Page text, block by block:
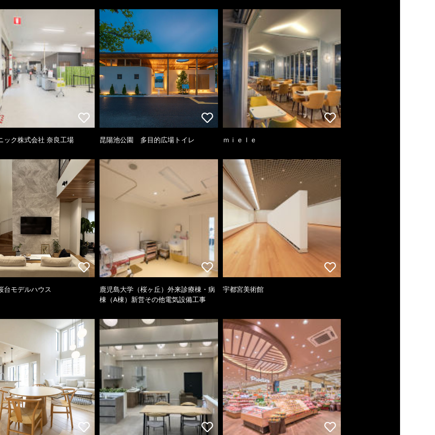
ック株式会社 奈良工場 昆陽池公園 多目的広場トイレ ｍｉｅｌｅ
台モデルハウス
鹿児島大学（桜ヶ丘）外来診療棟・病
棟（A棟）新営その他電気設備工事
宇都宮美術館